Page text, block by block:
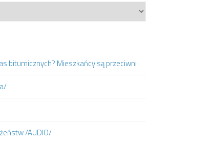
bitumicznych? Mieszkańcy są przeciwni
/AUDIO/